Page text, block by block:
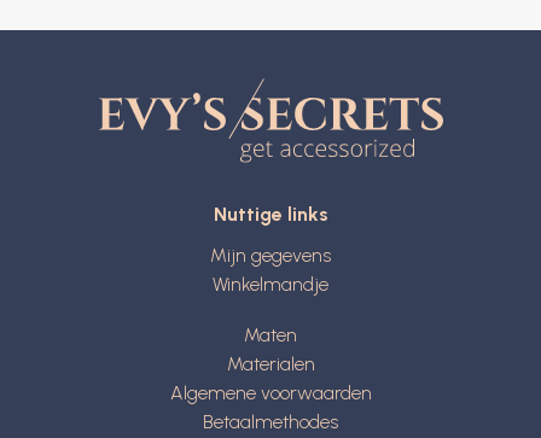
Nuttige links
Mijn gegevens
Winkelmandje
Maten
Materialen
Algemene voorwaarden
Betaalmethodes